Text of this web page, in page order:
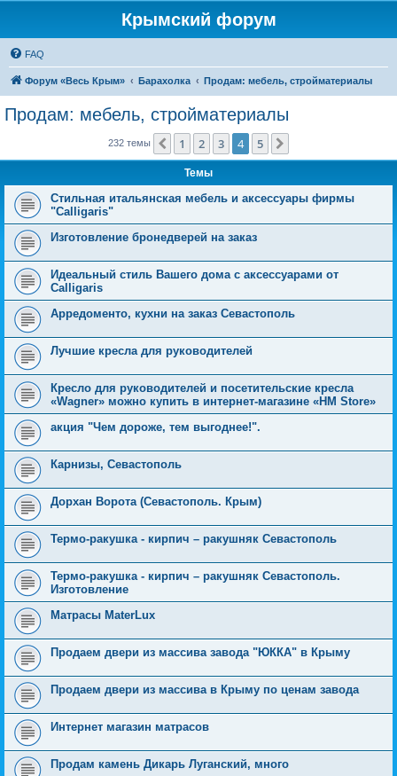
Крымский форум
FAQ
Форум «Весь Крым» Барахолка Продам: мебель, стройматериалы
Продам: мебель, стройматериалы
232 темы Пред.
1 2 3 4 5
Темы
Стильная итальянская мебель и аксессуары фирмы
"Calligaris"
Изготовление бронедверей на заказ
Идеальный стиль Вашего дома с аксессуарами от
Calligaris
Арредоменто, кухни на заказ Севастополь
Лучшие кресла для руководителей
Кресло для руководителей и посетительские кресла
«Wagner» можно купить в интернет-магазине «HM Store»
акция "Чем дороже, тем выгоднее!".
Карнизы, Севастополь
Дорхан Ворота (Севастополь. Крым)
Термо-ракушка - кирпич – ракушняк Севастополь
Термо-ракушка - кирпич – ракушняк Севастополь.
Изготовление
Матрасы MaterLux
Продаем двери из массива завода "ЮККА" в Крыму
Продаем двери из массива в Крыму по ценам завода
Интернет магазин матрасов
Продам камень Дикарь Луганский, много